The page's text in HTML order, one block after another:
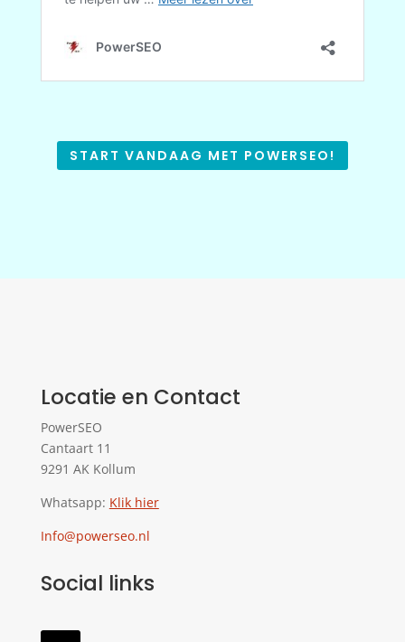
START VANDAAG MET POWERSEO!
Locatie en Contact
PowerSEO
Cantaart 11
9291 AK Kollum
Whatsapp: Klik hier
Info@powerseo.nl
Social links